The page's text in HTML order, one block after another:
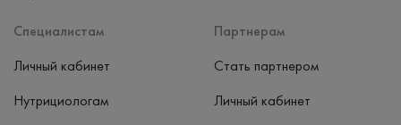
Специалистам
Личный кабинет
Нутрициологам
Партнерам
Стать партнером
Личный кабинет